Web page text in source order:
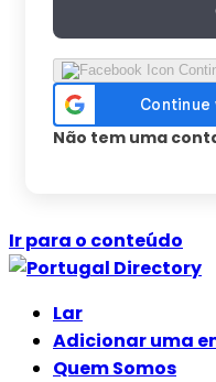
Não tem uma
Ir para o conteúdo
Lar
Adicionar uma
Quem Somos